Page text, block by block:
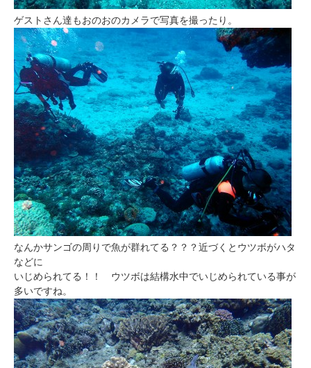
ゲストさん達もおのおのカメラで写真を撮ったり。
なんかサンゴの周りで魚が群れてる？？？近づくとウツボがハタ
などに
いじめられてる！！ ウツボは結構水中でいじめられている事が
多いですね。